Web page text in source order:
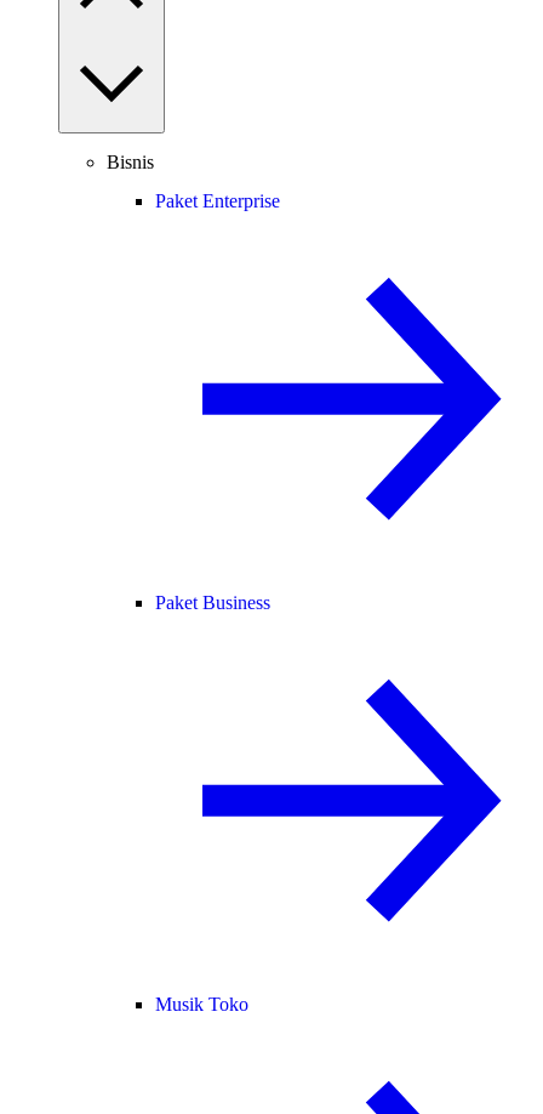
Bisnis
Paket Enterprise
Paket Business
Musik Toko